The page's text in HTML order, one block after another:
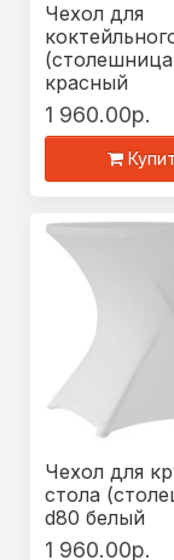
Чехол для
красный
1 960.00р.
Чехол для
стола
d80 белый
1 960.00р.